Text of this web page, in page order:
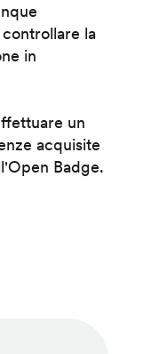
la
in
un
acquisite
Badge.